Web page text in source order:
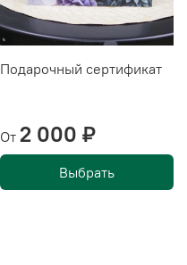
Подарочный сертификат
От 2 000 ₽
Выбрать